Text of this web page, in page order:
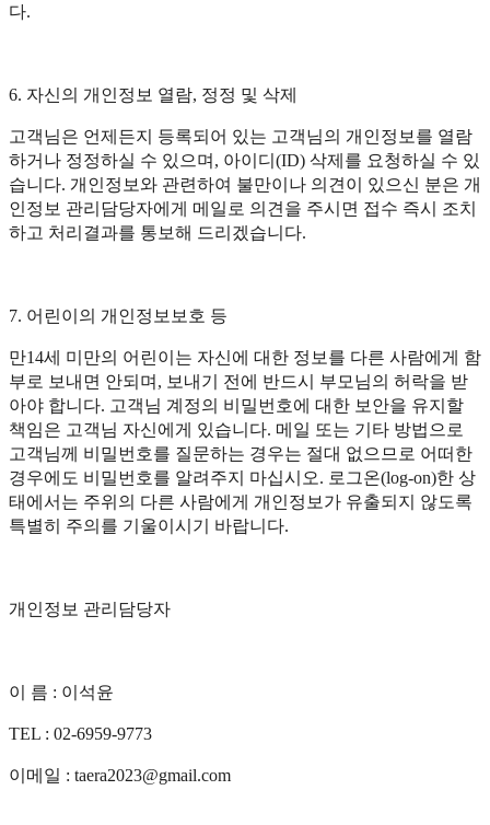
다.
6. 자신의 개인정보 열람, 정정 및 삭제
고객님은 언제든지 등록되어 있는 고객님의 개인정보를 열람
하거나 정정하실 수 있으며, 아이디(ID) 삭제를 요청하실 수 있
습니다. 개인정보와 관련하여 불만이나 의견이 있으신 분은 개
인정보 관리담당자에게 메일로 의견을 주시면 접수 즉시 조치
하고 처리결과를 통보해 드리겠습니다.
7. 어린이의 개인정보보호 등
만14세 미만의 어린이는 자신에 대한 정보를 다른 사람에게 함
부로 보내면 안되며, 보내기 전에 반드시 부모님의 허락을 받
아야 합니다. 고객님 계정의 비밀번호에 대한 보안을 유지할
책임은 고객님 자신에게 있습니다. 메일 또는 기타 방법으로
고객님께 비밀번호를 질문하는 경우는 절대 없으므로 어떠한
경우에도 비밀번호를 알려주지 마십시오. 로그온(log-on)한 상
태에서는 주위의 다른 사람에게 개인정보가 유출되지 않도록
특별히 주의를 기울이시기 바랍니다.
개인정보 관리담당자
이 름 : 이석윤
TEL : 02-6959-9773
이메일 : taera2023@gmail.com